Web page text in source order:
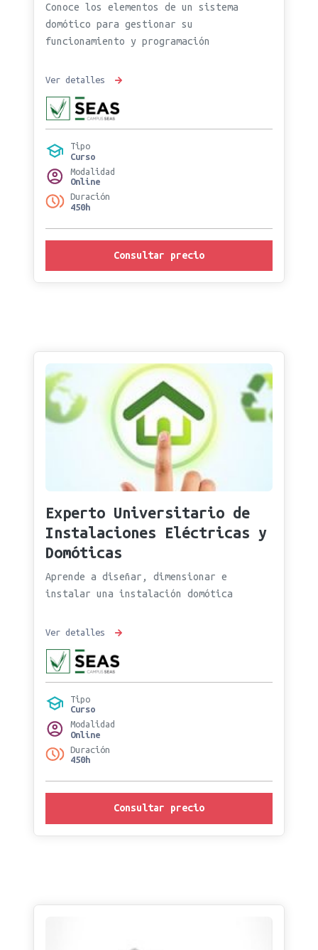
Conoce los elementos de un sistema
domótico para gestionar su
funcionamiento y programación
Ver detalles
Tipo
Curso
Modalidad
Online
Duración
450h
Consultar precio
Experto Universitario de
Instalaciones Eléctricas y
Domóticas
Aprende a diseñar, dimensionar e
instalar una instalación domótica
Ver detalles
Tipo
Curso
Modalidad
Online
Duración
450h
Consultar precio